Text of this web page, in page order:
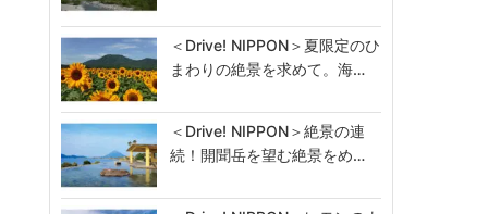
＜Drive! NIPPON＞夏限定のひ
まわりの絶景を求めて。海…
＜Drive! NIPPON＞絶景の連
続！開聞岳を望む絶景をめ…